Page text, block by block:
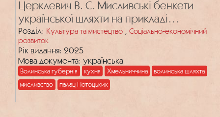
Церклевич В. С. Мисливські бенкети
української шляхти на прикладі
маєтностей роду Потоцьких у
Антонінах
Розділ: Культура та мистецтво , Соціально-економічний
розвиток
Рік видання: 2025
Мова документа: українська
Волинська губернія кухня Хмельниччина
волинська шляхта
мисливство
палац Потоцьких